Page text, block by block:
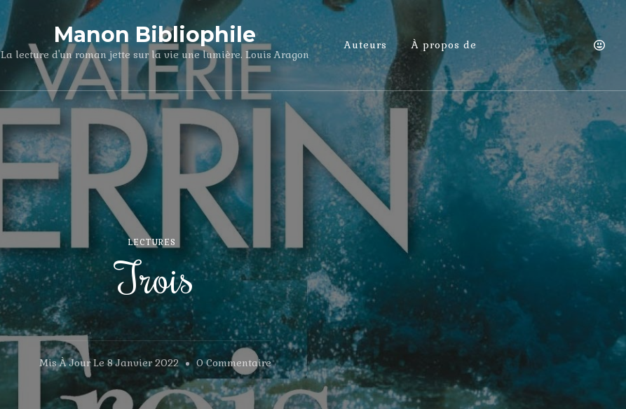
Manon Bibliophile
La lecture d'un roman jette sur la vie une lumière. Louis Aragon
Auteurs À propos de
LECTURES
Trois
Mis À Jour Le8 Janvier 2022 0 CommentaireSur
Trois